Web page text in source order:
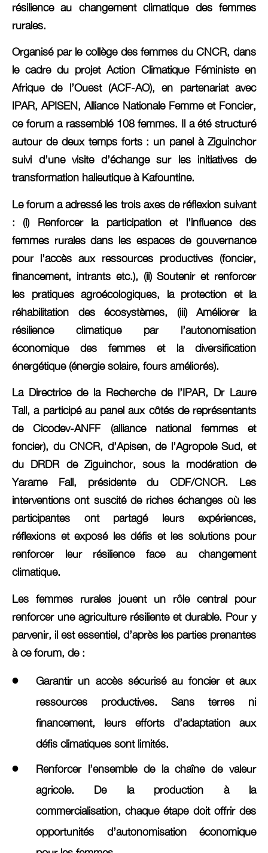
résilience au changement climatique des femmes
rurales.
Organisé par le collège des femmes du CNCR, dans
le cadre du projet Action Climatique Féministe en
Afrique de l’Ouest (ACF-AO), en partenariat avec
IPAR, APISEN, Alliance Nationale Femme et Foncier,
ce forum a rassemblé 108 femmes. Il a été structuré
autour de deux temps forts : un panel à Ziguinchor
suivi d’une visite d’échange sur les initiatives de
transformation halieutique à Kafountine.
Le forum a adressé les trois axes de réflexion suivant
: (i) Renforcer la participation et l’influence des
femmes rurales dans les espaces de gouvernance
pour l’accès aux ressources productives (foncier,
financement, intrants etc.), (ii) Soutenir et renforcer
les pratiques agroécologiques, la protection et la
réhabilitation des écosystèmes, (iii) Améliorer la
résilience climatique par l’autonomisation
économique des femmes et la diversification
énergétique (énergie solaire, fours améliorés).
La Directrice de la Recherche de l’IPAR, Dr Laure
Tall, a participé au panel aux côtés de représentants
de Cicodev-ANFF (alliance national femmes et
foncier), du CNCR, d’Apisen, de l’Agropole Sud, et
du DRDR de Ziguinchor, sous la modération de
Yarame Fall, présidente du CDF/CNCR. Les
interventions ont suscité de riches échanges où les
participantes ont partagé leurs expériences,
réflexions et exposé les défis et les solutions pour
renforcer leur résilience face au changement
climatique.
Les femmes rurales jouent un rôle central pour
renforcer une agriculture résiliente et durable. Pour y
parvenir, il est essentiel, d’après les parties prenantes
à ce forum, de :
Garantir un accès sécurisé au foncier et aux
ressources productives. Sans terres ni
financement, leurs efforts d’adaptation aux
défis climatiques sont limités.
Renforcer l’ensemble de la chaîne de valeur
agricole. De la production à la
commercialisation, chaque étape doit offrir des
opportunités d’autonomisation économique